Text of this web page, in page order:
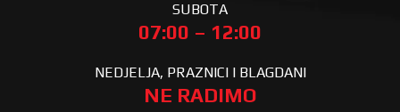
SUBOTA
07:00 – 12:00
NEDJELJA, PRAZNICI I BLAGDANI
NE RADIMO